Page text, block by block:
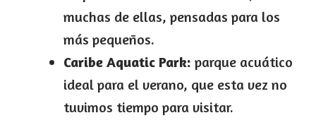
muchas de ellas, pensadas para los
más pequeños.
Caribe Aquatic Park: parque acuático
ideal para el verano, que esta vez no
tuvimos tiempo para visitar.